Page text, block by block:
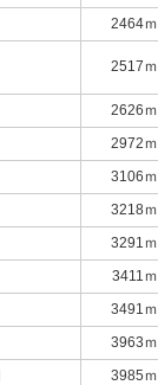
2464ｍ
2517ｍ
2626ｍ
2972ｍ
3106ｍ
3218ｍ
3291ｍ
3411ｍ
3491ｍ
3963ｍ
3985ｍ